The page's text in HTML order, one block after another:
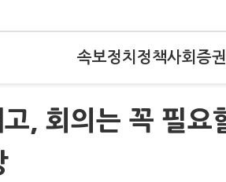
속보정치 정책사회 증권
, 회의는 꼭 필요